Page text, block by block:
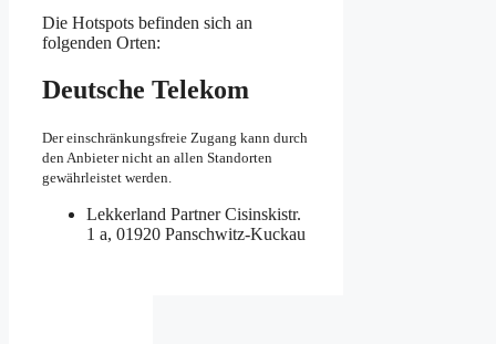
Die Hotspots befinden sich an
folgenden Orten:
Deutsche Telekom
Der einschränkungsfreie Zugang kann durch
den Anbieter nicht an allen Standorten
gewährleistet werden.
Lekkerland PartnerCisinskistr.
1 a, 01920 Panschwitz-Kuckau